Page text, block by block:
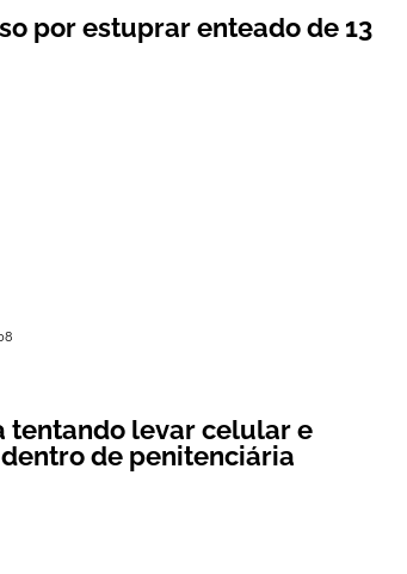
por estuprar enteado de 13
tentando levar celular e
de penitenciária